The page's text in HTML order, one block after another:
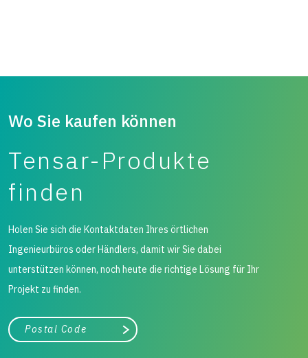
Wo Sie kaufen können
Tensar-Produkte
finden
Holen Sie sich die Kontaktdaten Ihres örtlichen
Ingenieurbüros oder Händlers, damit wir Sie dabei
unterstützen können, noch heute die richtige Lösung für Ihr
Projekt zu finden.
Stadt, Bundesland
Suche